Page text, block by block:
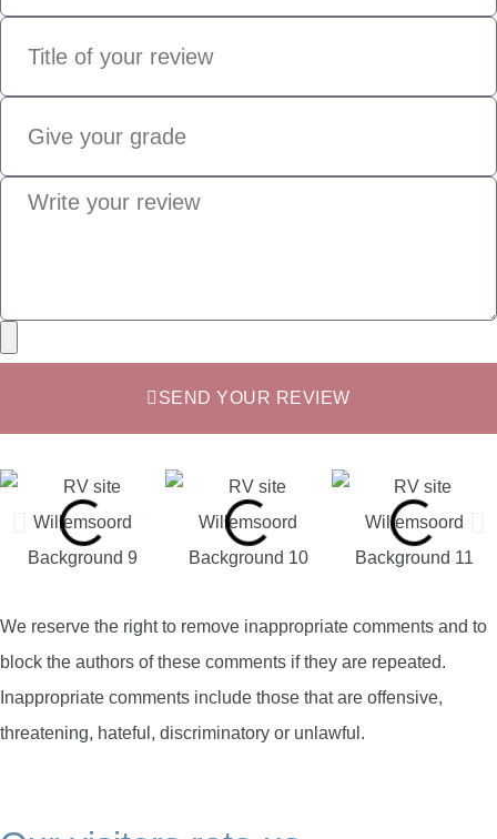
SEND YOUR REVIEW
We reserve the right to remove inappropriate comments and to
block the authors of these comments if they are repeated.
Inappropriate comments include those that are offensive,
threatening, hateful, discriminatory or unlawful.